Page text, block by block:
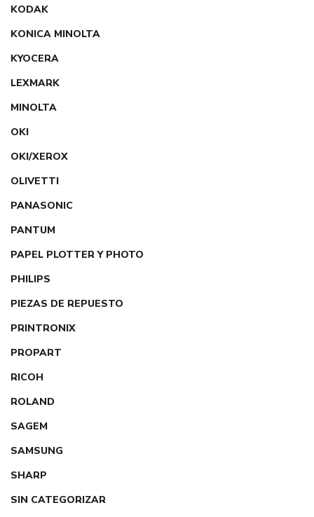
KODAK
KONICA MINOLTA
KYOCERA
LEXMARK
MINOLTA
OKI
OKI/XEROX
OLIVETTI
PANASONIC
PANTUM
PAPEL PLOTTER Y PHOTO
PHILIPS
PIEZAS DE REPUESTO
PRINTRONIX
PROPART
RICOH
ROLAND
SAGEM
SAMSUNG
SHARP
SIN CATEGORIZAR